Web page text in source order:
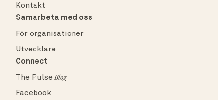
Kontakt
Samarbeta med oss
För organisationer
Utvecklare
Connect
The PulseBlog
Facebook